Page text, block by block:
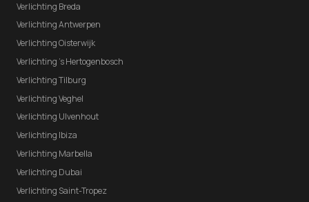
Verlichting Breda
Verlichting Antwerpen
Verlichting Oisterwijk
Verlichting 's Hertogenbosch
Verlichting Tilburg
Verlichting Veghel
Verlichting Ulvenhout
Verlichting Ibiza
Verlichting Marbella
Verlichting Dubai
Verlichting Saint-Tropez